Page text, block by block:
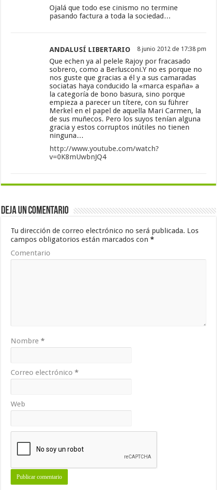
Ojalá que todo ese cinismo no termine
pasando factura a toda la sociedad…
ANDALUSÍ LIBERTARIO 8 junio 2012 de 17:38 pm
Que echen ya al pelele Rajoy por fracasado
sobrero, como a Berlusconi.Y no es porque no
nos guste que gracias a él y a sus camaradas
sociatas haya conducido la «marca españa» a
la categoría de bono basura, sino porque
empieza a parecer un títere, con su führer
Merkel en el papel de aquella Mari Carmen, la
de sus muñecos. Pero los suyos tenían alguna
gracia y estos corruptos inútiles no tienen
ninguna…
http://www.youtube.com/watch?
v=0K8mUwbnJQ4
Deja un comentario
Tu dirección de correo electrónico no será publicada. Los
campos obligatorios están marcados con*
Comentario
Nombre*
Correo electrónico*
Web